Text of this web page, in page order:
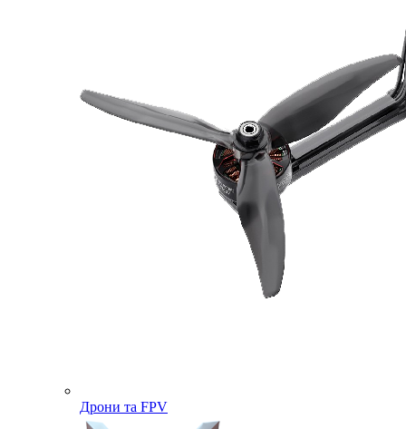
Дрони та FPV